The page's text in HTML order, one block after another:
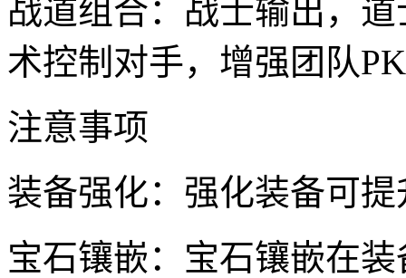
战道组合：战士输出，
术控制对手，增强团队
注意事项
装备强化：强化装备可
宝石镶嵌：宝石镶嵌在